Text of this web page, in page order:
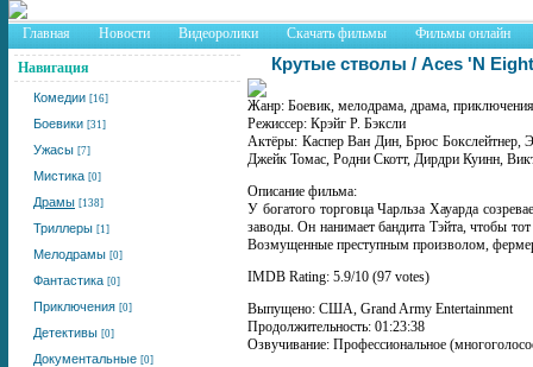
Главная Новости Видеоролики Скачать фильмы Фильмы онлайн
Навигация
Комедии [16]
Боевики [31]
Ужасы [7]
Мистика [0]
Драмы [138]
Триллеры [1]
Мелодрамы [0]
Фантастика [0]
Приключения [0]
Детективы [0]
Документальные [0]
Крутые стволы / Aces 'N
Жанр: Боевик, мелодрама, драма,
Режиссер: Крэйг Р. Бэксли
Актёры: Каспер Ван Дин, Брюс Бокслейтнер,
Джейк Томас, Родни Скотт, Дирдри Куинн,
Описание фильма:
У богатого торговца Чарльза Хауарда
заводы. Он нанимает бандита Тэйта, чтобы
Возмущенные преступным произволом,
IMDB Rating: 5.9/10 (97 votes)
Выпущено: США, Grand Army Entertainment
Продолжительность: 01:23:38
Озвучивание: Профессиональное